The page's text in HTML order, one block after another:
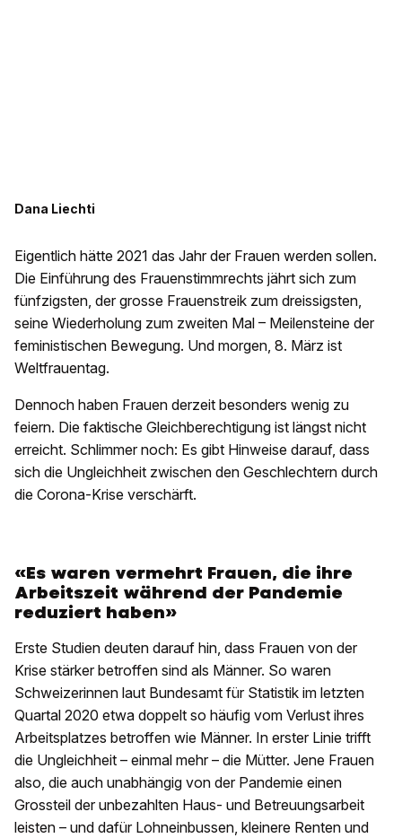
Dana Liechti
Eigentlich hätte 2021 das Jahr der Frauen werden sollen.
Die Einführung des Frauenstimmrechts jährt sich zum
fünfzigsten, der grosse Frauenstreik zum dreissigsten,
seine Wiederholung zum zweiten Mal – Meilensteine der
feministischen Bewegung. Und morgen, 8. März ist
Weltfrauentag.
Dennoch haben Frauen derzeit besonders wenig zu
feiern. Die faktische Gleichberechtigung ist längst nicht
erreicht. Schlimmer noch: Es gibt Hinweise darauf, dass
sich die Ungleichheit zwischen den Geschlechtern durch
die Corona-Krise verschärft.
«Es waren vermehrt Frauen, die ihre
Arbeitszeit während der Pandemie
reduziert haben»
Erste Studien deuten darauf hin, dass Frauen von der
Krise stärker betroffen sind als Männer. So waren
Schweizerinnen laut Bundesamt für Statistik im letzten
Quartal 2020 etwa doppelt so häufig vom Verlust ihres
Arbeitsplatzes betroffen wie Männer. In erster Linie trifft
die Ungleichheit – einmal mehr – die Mütter. Jene Frauen
also, die auch unabhängig von der Pandemie einen
Grossteil der unbezahlten Haus- und Betreuungsarbeit
leisten – und dafür Lohneinbussen, kleinere Renten und